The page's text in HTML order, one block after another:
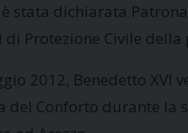
stata dichiarata
di Protezione Civile della
2012, Benedetto XVI
del Conforto durante la